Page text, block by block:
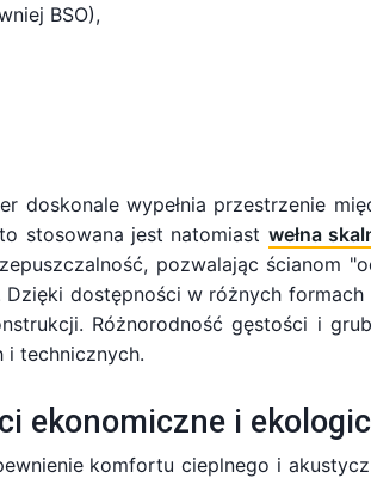
BSO),
doskonale wypełnia przestrzenie
stosowana jest natomiast wełna
pozwalając ścianom
Dzięki dostępności w różnych
Różnorodność gęstości i
i technicznych.
ekonomiczne i
komfortu cieplnego i